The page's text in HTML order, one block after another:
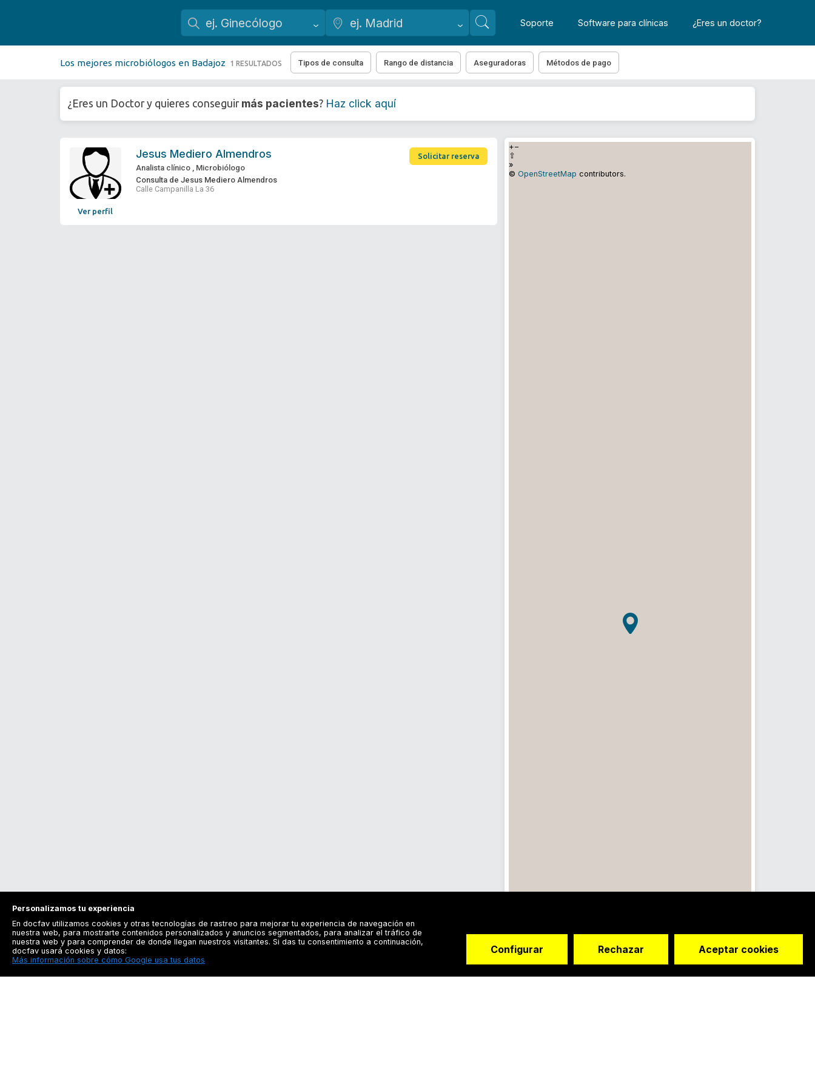
Soporte Software para clínicas ¿Eres un doctor?
Los mejores microbiólogos en Badajoz 1 RESULTADOS Tipos de consulta Rango de distancia Aseguradoras Métodos de pago
¿Eres un Doctor y quieres conseguir más pacientes? Haz click aquí
Ver perfil
Jesus Mediero Almendros Solicitar reserva
Analista clínico
Microbiólogo
Consulta de Jesus Mediero Almendros
Calle Campanilla La 36
+−
⇧
»
© OpenStreetMap contributors.
Personalizamos tu experiencia
En docfav utilizamos cookies y otras tecnologías de rastreo para mejorar tu experiencia de navegación en
nuestra web, para mostrarte contenidos personalizados y anuncios segmentados, para analizar el tráfico de
nuestra web y para comprender de donde llegan nuestros visitantes. Si das tu consentimiento a continuación,
docfav usará cookies y datos:
Más información sobre cómo Google usa tus datos
Configurar Rechazar Aceptar cookies